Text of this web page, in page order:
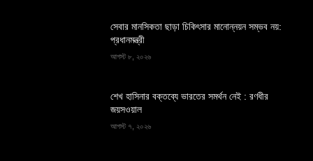
সেবার মানসিকতা ছাড়া চিকিৎসার মানোন্নয়ন সম্ভব নয়:
প্রধানমন্ত্রী
আগস্ট ৮, ২০২৬
শেখ হাসিনার বক্তব্যে ভারতের সমর্থন নেই : রণধীর
জয়সওয়াল
আগস্ট ৭, ২০২৬